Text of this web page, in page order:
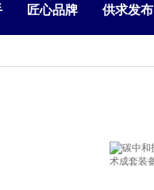
匠心品牌 供求发布